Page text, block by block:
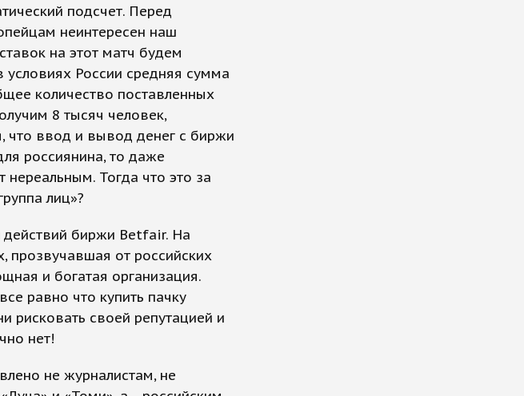
подсчет. Перед
неинтересен наш
на этот матч будем
условиях России средняя сумма
количество поставленных
8 тысяч человек,
что ввод и вывод денег с биржи
россиянина, то даже
нереальным. Тогда что это за
лиц»?
биржи Betfair. На
прозвучавшая от российских
и богатая организация.
равно что купить пачку
рисковать своей репутацией и
нет!
не журналистам, не